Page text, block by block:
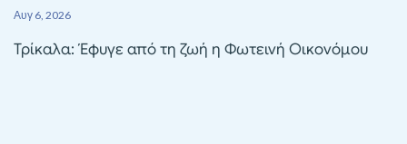
Αυγ 6, 2026
Τρίκαλα: Έφυγε από τη ζωή η Φωτεινή Οικονόμου